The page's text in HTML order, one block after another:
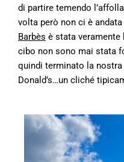
di partire temendo
volta però non ci è andata
Barbès è stata veramente
cibo non sono mai stata
quindi terminato la
Donald’s…un cliché